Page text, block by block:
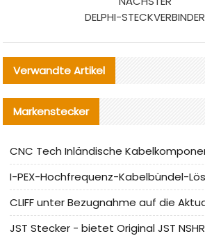
DELPHI-STECKVERBINDER
Verwandte Artikel
Markenstecker